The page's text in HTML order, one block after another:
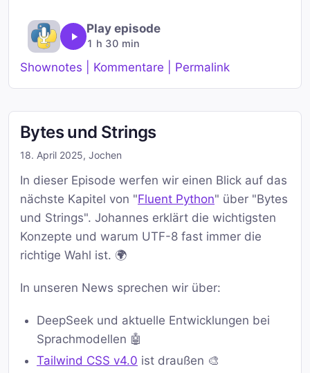
Play episode
1 h 30 min
Shownotes | Kommentare | Permalink
Bytes und Strings
18. April 2025, Jochen
In dieser Episode werfen wir einen Blick auf das
nächste Kapitel von "Fluent Python" über "Bytes
und Strings". Johannes erklärt die wichtigsten
Konzepte und warum UTF-8 fast immer die
richtige Wahl ist. 🌍
In unseren News sprechen wir über:
DeepSeek und aktuelle Entwicklungen bei
Sprachmodellen 🤖
Tailwind CSS v4.0 ist draußen 🎨